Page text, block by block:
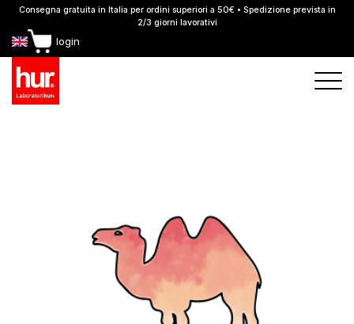
Consegna gratuita in Italia per ordini superiori a 50€ • Spedizione prevista in
2/3 giorni lavorativi
login